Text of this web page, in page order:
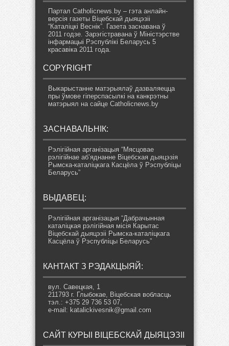
Партал Catholicnews.by – гэта анлайн-
версія газеты Віцебскай дыяцэзіі
“Каталіцкі Веснік”. Газета заснавана ў
2011 годзе. Зарэгістравана ў Міністэрстве
інфармацыі Рэспублікі Беларусь 5
красавіка 2011 года.
COPYRIGHT
Выкарыстанне матэрыялаў дазваляецца
пры ўмове гіперспасылкі на канкрэтны
матэрыял на сайце Catholicnews.by
ЗАСНАВАЛЬНІК:
Рэлігійная арганізацыя “Мясцовае
рэлігійнае аб’яднанне Віцебская дыяцэзія
Рымска-каталіцкага Касцёла ў Рэспубліцы
Беларусь”
ВЫДАВЕЦ:
Рэлігійная арганізацыя “Дабрачынная
каталіцкая рэлігійная місія Карытас
Віцебскай дыяцэзіі Рымска-каталіцкага
Касцёла ў Рэспубліцы Беларусь”
КАНТАКТ З РЭДАКЦЫЯЙ:
вул. Савецкая, 1
211793 г. Глыбокае, Віцебская вобласць
тэл.: +375 29 736 53 07,
e-mail: katalickivesnik@gmail.com
САЙТ КУРЫІ ВІЦЕБСКАЙ ДЫЯЦЭЗІІ